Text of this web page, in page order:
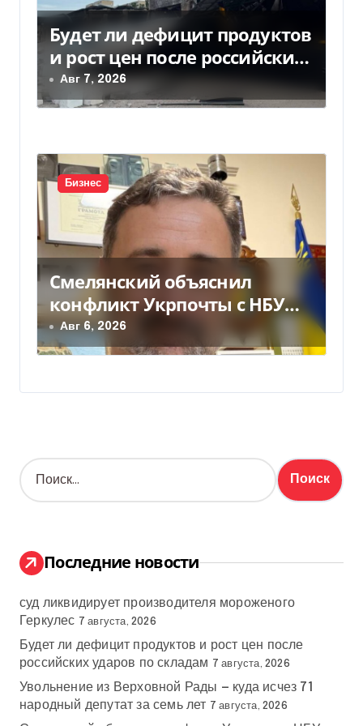
Будет ли дефицит продуктов
и рост цен после российских
ударов по складам
Авг 7, 2026
Бизнес
Смелянский объяснил
конфликт Укрпочты с НБУ
из-за платежек
Авг 6, 2026
Н
а
:
Последние новости
суд ликвидирует производителя мороженого
Геркулес 7 августа, 2026
Будет ли дефицит продуктов и рост цен после
российских ударов по складам 7 августа, 2026
Увольнение из Верховной Рады — куда исчез 71
народный депутат за семь лет 7 августа, 2026